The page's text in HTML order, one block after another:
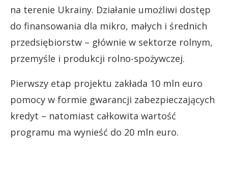
na terenie Ukrainy. Działanie umożliwi dostęp
do finansowania dla mikro, małych i średnich
przedsiębiorstw – głównie w sektorze rolnym,
przemyśle i produkcji rolno-spożywczej.
Pierwszy etap projektu zakłada 10 mln euro
pomocy w formie gwarancji zabezpieczających
kredyt – natomiast całkowita wartość
programu ma wynieść do 20 mln euro.